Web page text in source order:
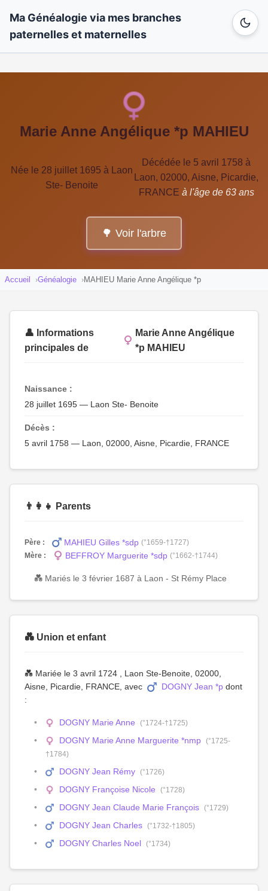
Ma Généalogie via mes branches
paternelles et maternelles
Marie Anne Angélique *p MAHIEU
Née le 28 juillet 1695 à Laon
Ste- Benoite
Décédée le 5 avril 1758 à
Laon, 02000, Aisne, Picardie,
FRANCE à l'âge de 63 ans
🌳 Voir l'arbre
Accueil Généalogie MAHIEU Marie Anne Angélique *p
👤 Informations
principales de
Marie Anne Angélique
*p MAHIEU
Naissance :
28 juillet 1695 — Laon Ste- Benoite
Décès :
5 avril 1758 — Laon, 02000, Aisne, Picardie, FRANCE
👨‍👩‍👧 Parents
Père : MAHIEU Gilles *sdp (°1659-†1727)
Mère :
BEFFROY Marguerite *sdp (°1662-†1744)
💑 Mariés le 3 février 1687 à Laon - St Rémy Place
💑 Union et enfant
💑 Mariée le 3 avril 1724 , Laon Ste-Benoite, 02000,
Aisne, Picardie, FRANCE, avec
DOGNY Jean *p dont
:
DOGNY Marie Anne (°1724-†1725)
DOGNY Marie Anne Marguerite *nmp (°1725-
†1784)
DOGNY Jean Rémy (°1726)
DOGNY Françoise Nicole (°1728)
DOGNY Jean Claude Marie François (°1729)
DOGNY Jean Charles (°1732-†1805)
DOGNY Charles Noel (°1734)